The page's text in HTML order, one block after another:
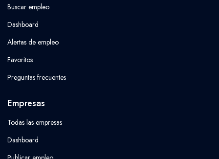
Buscar empleo
Dashboard
Alertas de empleo
Favoritos
Preguntas frecuentes
Empresas
Todas las empresas
Dashboard